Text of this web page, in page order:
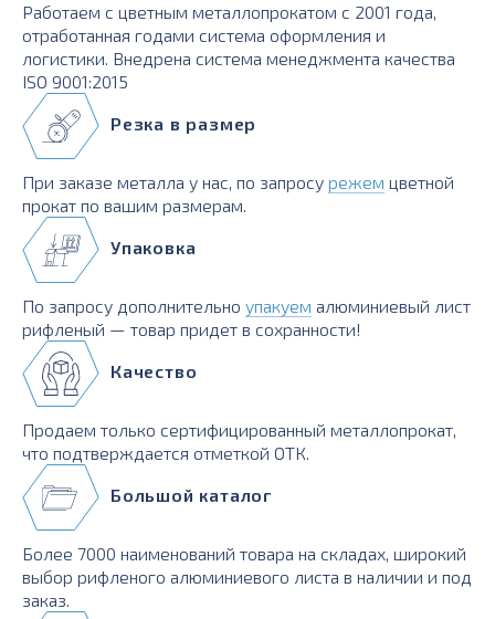
Работаем с цветным металлопрокатом с 2001 года,
отработанная годами система оформления и
логистики. Внедрена система менеджмента качества
ISO 9001:2015
Резка в размер
При заказе металла у нас, по запросу режем цветной
прокат по вашим размерам.
Упаковка
По запросу дополнительно упакуем алюминиевый лист
рифленый — товар придет в сохранности!
Качество
Продаем только сертифицированный металлопрокат,
что подтверждается отметкой ОТК.
Большой каталог
Более 7000 наименований товара на складах, широкий
выбор рифленого алюминиевого листа в наличии и под
заказ.